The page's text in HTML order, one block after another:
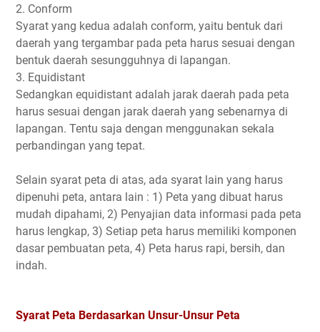
2. Conform
Syarat yang kedua adalah conform, yaitu bentuk dari
daerah yang tergambar pada peta harus sesuai dengan
bentuk daerah sesungguhnya di lapangan.
3. Equidistant
Sedangkan equidistant adalah jarak daerah pada peta
harus sesuai dengan jarak daerah yang sebenarnya di
lapangan. Tentu saja dengan menggunakan sekala
perbandingan yang tepat.
Selain syarat peta di atas, ada syarat lain yang harus
dipenuhi peta, antara lain : 1) Peta yang dibuat harus
mudah dipahami, 2) Penyajian data informasi pada peta
harus lengkap, 3) Setiap peta harus memiliki komponen
dasar pembuatan peta, 4) Peta harus rapi, bersih, dan
indah.
Syarat Peta Berdasarkan Unsur-Unsur Peta